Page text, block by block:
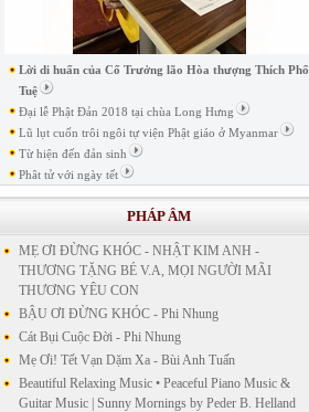
Lời di huấn của Cố Trưởng lão Hòa thượng Thích Phổ
Tuệ
Đại lễ Phật Đản 2018 tại chùa Long Hưng
Lũ lụt cuốn trôi ngôi tự viện Phật giáo ở Myanmar
Từ hiện đến đản sinh
Phât tử với ngày tết
PHÁP ÂM
MẸ ƠI ĐỪNG KHÓC - NHẬT KIM ANH -
THƯƠNG TẶNG BÉ V.A, MỌI NGƯỜI MÃI
THƯƠNG YÊU CON
BẬU ƠI ĐỪNG KHÓC - Phi Nhung
Cát Bụi Cuộc Đời - Phi Nhung
Mẹ Ơi! Tết Vạn Dặm Xa - Bùi Anh Tuấn
Beautiful Relaxing Music • Peaceful Piano Music &
Guitar Music | Sunny Mornings by Peder B. Helland